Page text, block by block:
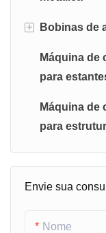
+ Bobinas de
Bobinas de
Bobinas de
pintadas
Máquina de
para
Máquina de
para
Envie sua
Nome